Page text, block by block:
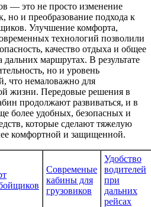
— это не просто изменение
но и преобразование подхода к
Улучшение комфорта,
технологий позволили
качество отдыха и общее
дальних маршрутах. В результате
но и уровень
что немаловажно для
жизни. Передовые решения в
продолжают развиваться, и в
более удобных, безопасных и
которые сделают тяжелую
комфортной и защищенной.
Современые
кабины для
грузовиков
Удобство
водителей
при
дальних
рейсах